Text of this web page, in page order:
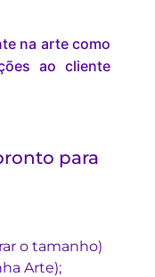
na arte como
ao cliente
para
o tamanho)
Arte);